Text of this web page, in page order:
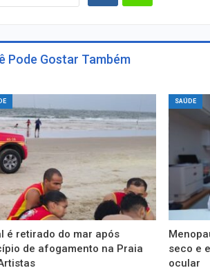
Pode Gostar Também
é retirado do mar após
de afogamento na Praia
SAÚDE
seco e
ocular